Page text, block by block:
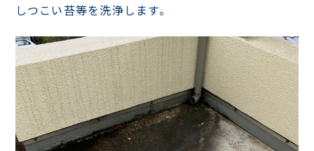
しつこい苔等を洗浄します。